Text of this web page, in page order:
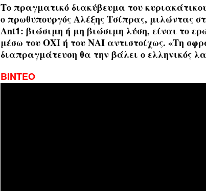
Το πραγματικό διακύβευμα του
ο πρωθυπουργός Αλέξης Τσίπρας, μιλώντας
Ant1: βιώσιμη ή μη βιώσιμη λύση, είναι το
μέσω του ΟΧΙ ή του ΝΑΙ αντιστοίχως. «Τη
διαπραγμάτευση θα την βάλει ο ελληνικός
ΒΙΝΤΕΟ